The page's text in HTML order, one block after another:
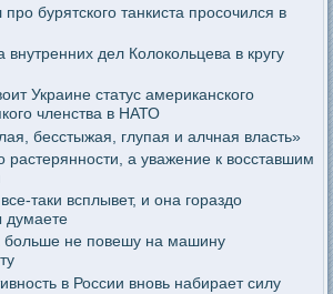
бурятского танкиста просочился в
внутренних дел Колокольцева в кругу
Украине статус американского
членства в НАТО
бесстыжая, глупая и алчная власть»
а уважение к восставшим
таки всплывет, и она гораздо
думаете
больше не повешу на машину
в России вновь набирает силу